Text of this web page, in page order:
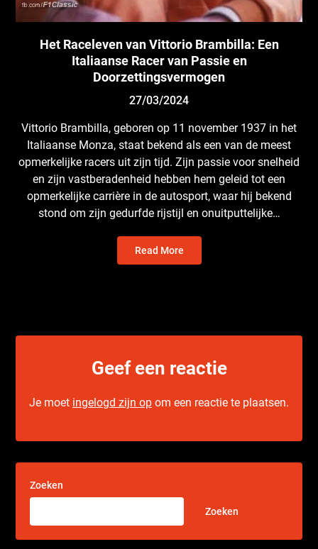
Het Raceleven van Vittorio Brambilla: Een
Italiaanse Racer van Passie en
Doorzettingsvermogen
27/03/2024
Vittorio Brambilla, geboren op 11 november 1937 in het
Italiaanse Monza, staat bekend als een van de meest
opmerkelijke racers uit zijn tijd. Zijn passie voor snelheid
en zijn vastberadenheid hebben hem geleid tot een
opmerkelijke carrière in de autosport, waar hij bekend
stond om zijn gedurfde rijstijl en onuitputtelijke…
Read More
Geef een reactie
Je moet ingelogd zijn op om een reactie te plaatsen.
Zoeken
Zoeken